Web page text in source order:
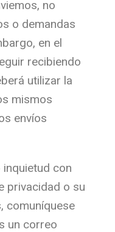
no
o demandas
en el
recibiendo
utilizar la
mismos
envíos
inquietud con
privacidad o su
comuníquese
un correo